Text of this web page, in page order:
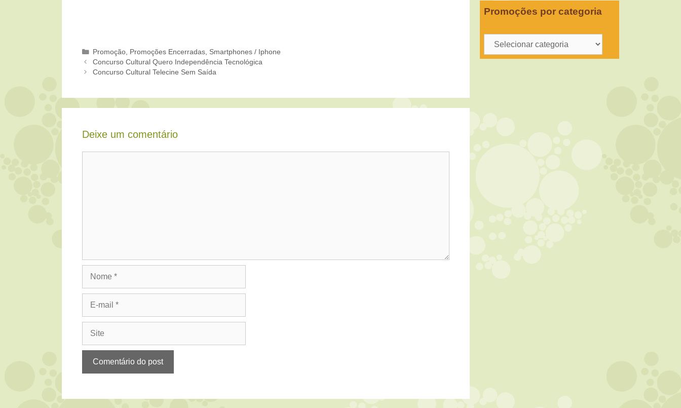
Categorias
Promoção Promoções Encerradas Smartphones / Iphone
Concurso Cultural Quero Independência Tecnológica
Concurso Cultural Telecine Sem Saída
Deixe um comentário
Promoções por categoria
Promoções
por